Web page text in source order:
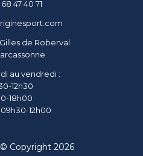
47 40 71
de Roberval
au vendredi :
12h30
18h00
12h00
Copyright 2026